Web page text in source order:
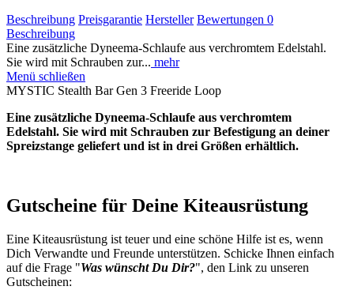
Beschreibung Preisgarantie Hersteller Bewertungen 0
Beschreibung
Eine zusätzliche Dyneema-Schlaufe aus verchromtem Edelstahl.
Sie wird mit Schrauben zur... mehr
Menü schließen
MYSTIC Stealth Bar Gen 3 Freeride Loop
Eine zusätzliche Dyneema-Schlaufe aus verchromtem
Edelstahl. Sie wird mit Schrauben zur Befestigung an deiner
Spreizstange geliefert und ist in drei Größen erhältlich.
Gutscheine für Deine Kiteausrüstung
Eine Kiteausrüstung ist teuer und eine schöne Hilfe ist es, wenn
Dich Verwandte und Freunde unterstützen. Schicke Ihnen einfach
auf die Frage "Was wünscht Du Dir?", den Link zu unseren
Gutscheinen: